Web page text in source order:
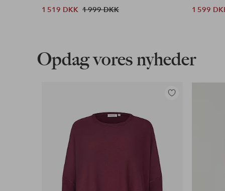
1 519 DKK 1 999 DKK
1 599
Opdag vores nyheder
Tilføj